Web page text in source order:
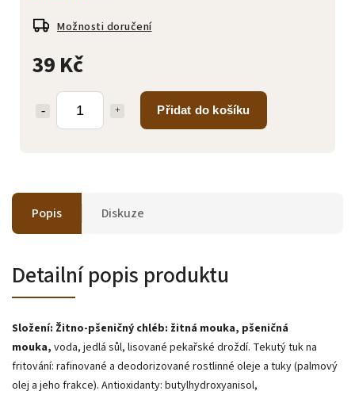
39 Kč
Přidat do košíku
Možnosti doručení
Popis Diskuze
Detailní popis produktu
Složení: Žitno-pšeničný chléb: žitná mouka, pšeničná
mouka, voda, jedlá sůl, lisované pekařské droždí. Tekutý tuk na
fritování: rafinované a deodorizované rostlinné oleje a tuky (palmový
olej a jeho frakce). Antioxidanty: butylhydroxyanisol,